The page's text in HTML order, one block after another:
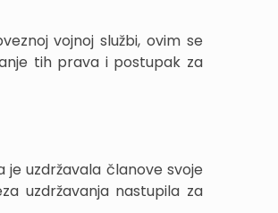
vojnoj službi, ovim se
tih prava i postupak za
je uzdržavala članove svoje
uzdržavanja nastupila za